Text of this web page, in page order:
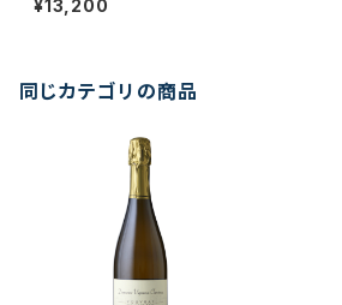
Mann
¥13,200
同じカテゴリの商品